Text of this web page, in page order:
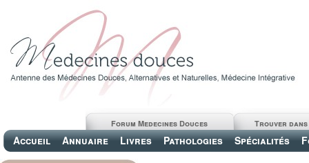
Accueil Annuaire Livres Pathologies Spécialités
Trouver
Forum Medecines Douces